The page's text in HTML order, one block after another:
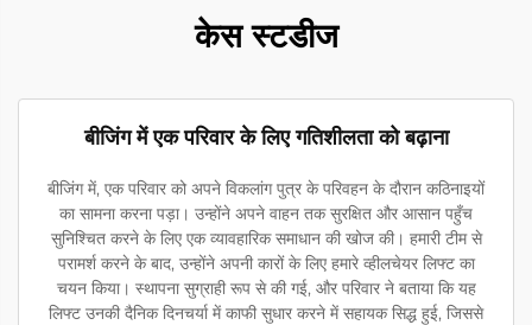
केस स्टडीज
बीजिंग में एक परिवार के लिए गतिशीलता को बढ़ाना
बीजिंग में, एक परिवार को अपने विकलांग पुत्र के परिवहन के दौरान कठिनाइयों
का सामना करना पड़ा। उन्होंने अपने वाहन तक सुरक्षित और आसान पहुँच
सुनिश्चित करने के लिए एक व्यावहारिक समाधान की खोज की। हमारी टीम से
परामर्श करने के बाद, उन्होंने अपनी कारों के लिए हमारे व्हीलचेयर लिफ्ट का
चयन किया। स्थापना सुग्राही रूप से की गई, और परिवार ने बताया कि यह
लिफ्ट उनकी दैनिक दिनचर्या में काफी सुधार करने में सहायक सिद्ध हुई, जिससे